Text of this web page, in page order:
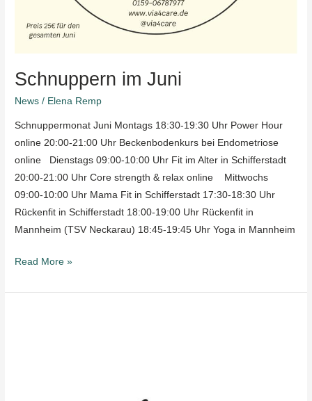
Schnuppern im Juni
News / Elena Remp
Schnuppermonat Juni Montags 18:30-19:30 Uhr Power Hour
online 20:00-21:00 Uhr Beckenbodenkurs bei Endometriose
online Dienstags 09:00-10:00 Uhr Fit im Alter in Schifferstadt
20:00-21:00 Uhr Core strength & relax online Mittwochs
09:00-10:00 Uhr Mama Fit in Schifferstadt 17:30-18:30 Uhr
Rückenfit in Schifferstadt 18:00-19:00 Uhr Rückenfit in
Mannheim (TSV Neckarau) 18:45-19:45 Uhr Yoga in Mannheim
Read More »